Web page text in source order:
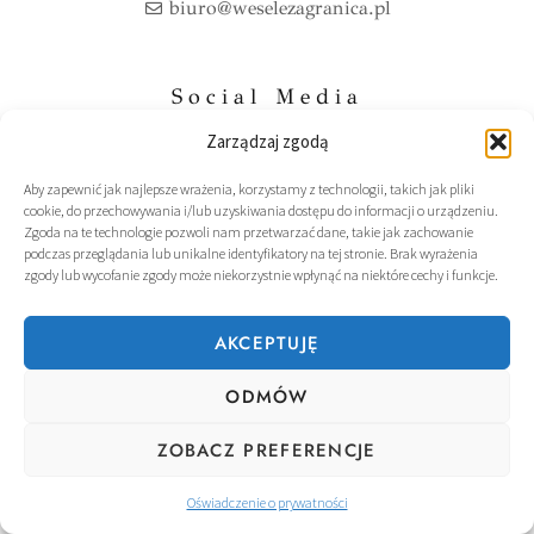
Zarządzaj zgodą
Aby zapewnić jak najlepsze wrażenia, korzystamy z technologii, takich jak pliki
cookie, do przechowywania i/lub uzyskiwania dostępu do informacji o urządzeniu.
Zgoda na te technologie pozwoli nam przetwarzać dane, takie jak zachowanie
podczas przeglądania lub unikalne identyfikatory na tej stronie. Brak wyrażenia
zgody lub wycofanie zgody może niekorzystnie wpłynąć na niektóre cechy i funkcje.
AKCEPTUJĘ
ODMÓW
ZOBACZ PREFERENCJE
Oświadczenie o prywatności
biuro@weselezagranica.pl
Social Media
F
c
e
b
o
o
k
I
s
t
a
g
r
a
Polityka Prywatnosci